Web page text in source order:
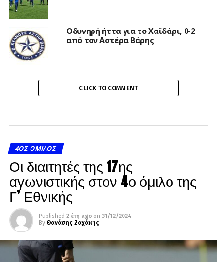
Οδυνηρή ήττα για το Χαϊδάρι, 0-2
από τον Αστέρα Βάρης
CLICK TO COMMENT
4ΟΣ ΌΜΙΛΟΣ
Οι διαιτητές της 17ης
αγωνιστικής στον 4ο όμιλο της
Γ’ Εθνικής
Published 2 έτη ago on 31/12/2024
By Θανάσης Ζαχάκης